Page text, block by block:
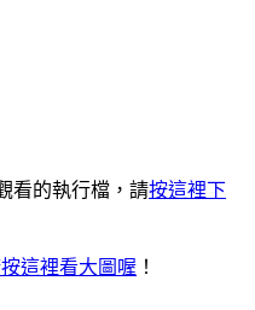
看的執行檔，請按這裡下
這裡看大圖喔 ！